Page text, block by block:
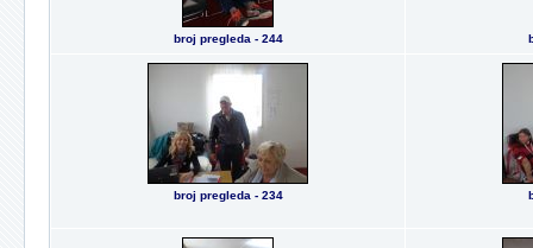
broj pregleda - 244
broj pregleda - 234